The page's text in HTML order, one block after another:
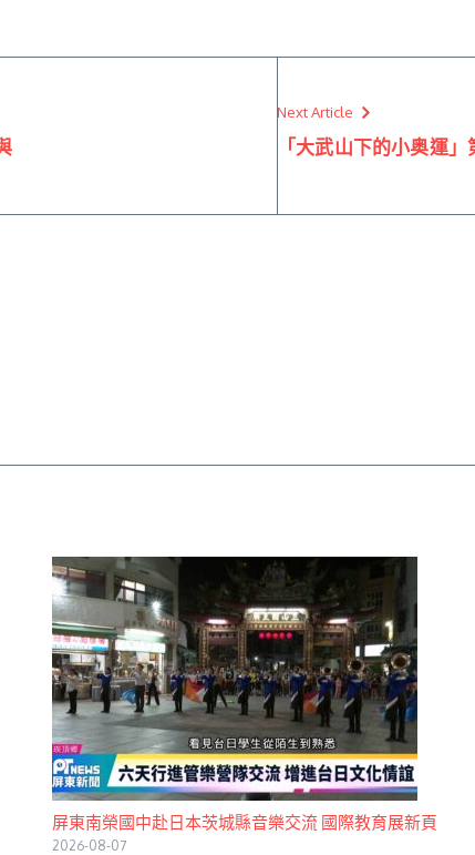
Next Article
「大武山下的小奥運
屏東南榮國中赴日本茨城縣音樂交流 國際教育展新頁
2026-08-07